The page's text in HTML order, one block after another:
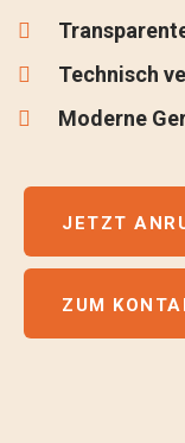
Technisch
Moderne
JETZT
ZUM